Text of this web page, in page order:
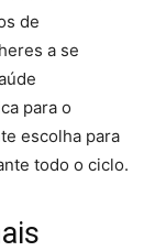
de
a se
para o
escolha para
todo o ciclo.